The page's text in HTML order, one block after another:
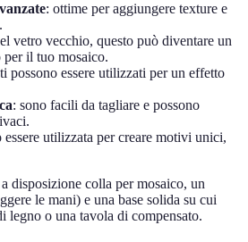
: ottime per aggiungere texture e
vetro vecchio, questo può diventare un
il tuo mosaico.
possono essere utilizzati per un effetto
: sono facili da tagliare e possono
essere utilizzata per creare motivi unici,
disposizione colla per mosaico, un
le mani) e una base solida su cui
legno o una tavola di compensato.